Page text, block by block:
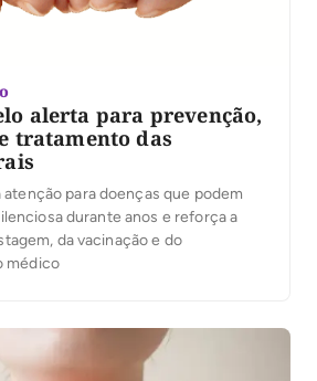
alerta para prevenção,
tratamento das
atenção para doenças que podem
durante anos e reforça a
da vacinação e do
médico